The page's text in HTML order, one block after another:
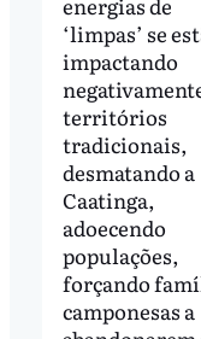
‘limpas’ se
impactando
territórios
tradicionais,
desmatando a
Caatinga,
adoecendo
populações,
forçando
camponesas a